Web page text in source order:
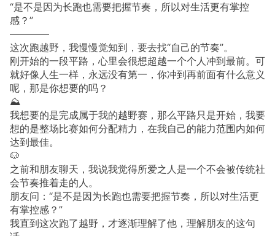
“是不是因为长跑也需要把握节奏，所以对生活更有掌控
感？”
————
这次跑越野，我慢慢觉知到，要去找“自己的节奏”。
刚开始的一段平路，心里会很想超越一个个人冲到最前。可
就好像人生一样，永远没有第一，你冲到再前面有什么意义
呢，那是你想要的吗？
⛰️
我想要的是完成属于我的越野赛，那么平路只是开始，我要
想的是整场比赛如何分配精力，在我自己的能力范围内如何
达到最佳。
🐶
之前和朋友聊天，我说我觉得所爱之人是一个不会被传统社
会节奏推着走的人。
朋友问：“是不是因为长跑也需要把握节奏，所以对生活更
有掌控感？”
我直到这次跑了越野，才逐渐理解了他，理解朋友的这句